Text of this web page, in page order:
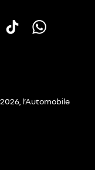
l’Automobile